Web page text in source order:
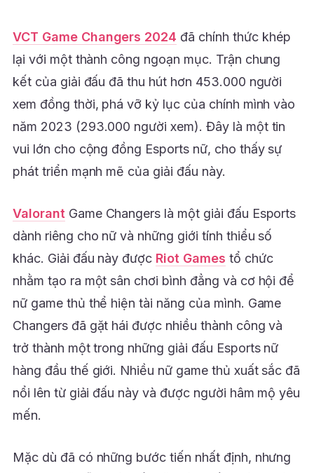
VCT Game Changers 2024 đã chính thức khép
lại với một thành công ngoạn mục. Trận chung
kết của giải đấu đã thu hút hơn 453.000 người
xem đồng thời, phá vỡ kỷ lục của chính mình vào
năm 2023 (293.000 người xem). Đây là một tin
vui lớn cho cộng đồng Esports nữ, cho thấy sự
phát triển mạnh mẽ của giải đấu này.
Valorant Game Changers là một giải đấu Esports
dành riêng cho nữ và những giới tính thiểu số
khác. Giải đấu này được Riot Games tổ chức
nhằm tạo ra một sân chơi bình đẳng và cơ hội để
nữ game thủ thể hiện tài năng của mình. Game
Changers đã gặt hái được nhiều thành công và
trở thành một trong những giải đấu Esports nữ
hàng đầu thế giới. Nhiều nữ game thủ xuất sắc đã
nổi lên từ giải đấu này và được người hâm mộ yêu
mến.
Mặc dù đã có những bước tiến nhất định, nhưng